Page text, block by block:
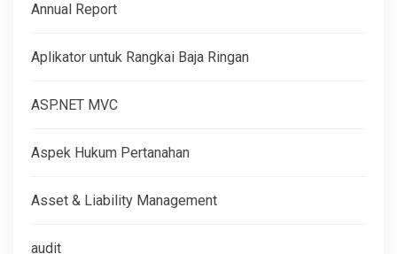
Annual Report
Aplikator untuk Rangkai Baja Ringan
ASP.NET MVC
Aspek Hukum Pertanahan
Asset & Liability Management
audit